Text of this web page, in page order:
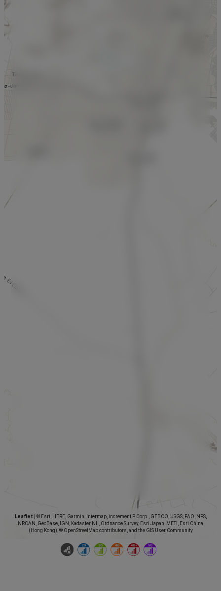
Leaflet
© Esri, HERE, Garmin, Intermap, increment P Corp., GEBCO, USGS, FAO, NPS,
NRCAN, GeoBase, IGN, Kadaster NL, Ordnance Survey, Esri Japan, METI, Esri China
(Hong Kong), © OpenStreetMap contributors, and the GIS User Community